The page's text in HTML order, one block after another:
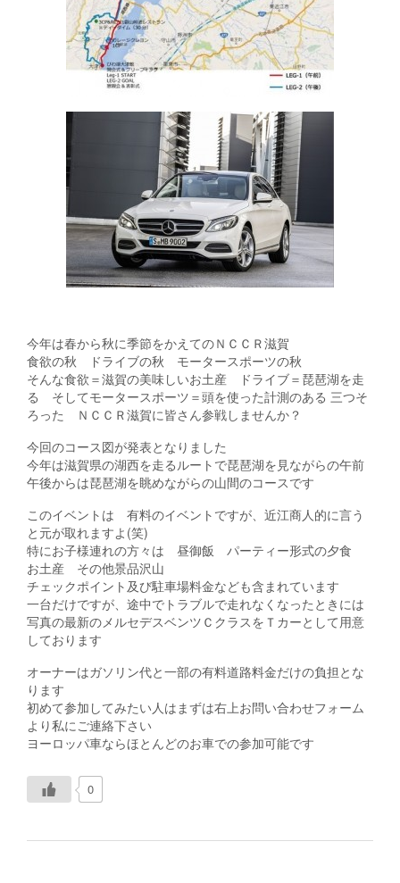
今年は春から秋に季節をかえてのＮＣＣＲ滋賀
食欲の秋 ドライブの秋 モータースポーツの秋
そんな食欲＝滋賀の美味しいお土産 ドライブ＝琵琶湖を走
る そしてモータースポーツ＝頭を使った計測のある 三つそ
ろった ＮＣＣＲ滋賀に皆さん参戦しませんか？
今回のコース図が発表となりました
今年は滋賀県の湖西を走るルートで琵琶湖を見ながらの午前
午後からは琵琶湖を眺めながらの山間のコースです
このイベントは 有料のイベントですが、近江商人的に言う
と元が取れますよ(笑)
特にお子様連れの方々は 昼御飯 パーティー形式の夕食
お土産 その他景品沢山
チェックポイント及び駐車場料金なども含まれています
一台だけですが、途中でトラブルで走れなくなったときには
写真の最新のメルセデスベンツＣクラスをＴカーとして用意
しております
オーナーはガソリン代と一部の有料道路料金だけの負担とな
ります
初めて参加してみたい人はまずは右上お問い合わせフォーム
より私にご連絡下さい
ヨーロッパ車ならほとんどのお車での参加可能です
0